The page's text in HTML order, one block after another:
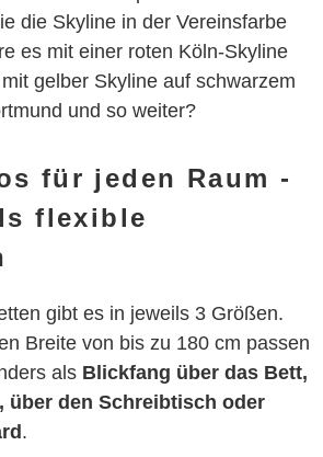
die Skyline in der Vereinsfarbe
es mit einer roten Köln-Skyline
gelber Skyline auf schwarzem
und so weiter?
für jeden Raum -
flexible
gibt es in jeweils 3 Größen.
Breite von bis zu 180 cm passen
als Blickfang über das Bett,
über den Schreibtisch oder
.